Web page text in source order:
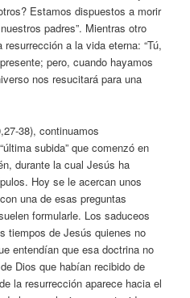
Estamos dispuestos a morir
padres”. Mientras otro
a la vida eterna: “Tú,
pero, cuando hayamos
nos resucitará para una
38), continuamos
subida” que comenzó en
durante la cual Jesús ha
Hoy se le acercan unos
una de esas preguntas
formularle. Los saduceos
tiempos de Jesús quienes no
entendían que esa doctrina no
Dios que habían recibido de
la resurrección aparece hacia el